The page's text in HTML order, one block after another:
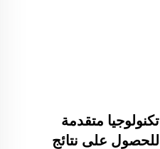
تكنولوجيا متقدمة
للحصول على نتائج